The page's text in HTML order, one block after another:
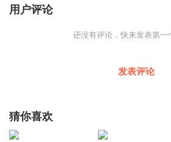
用户评论
还没有评论，快来发表第一
发表评论
猜你喜欢